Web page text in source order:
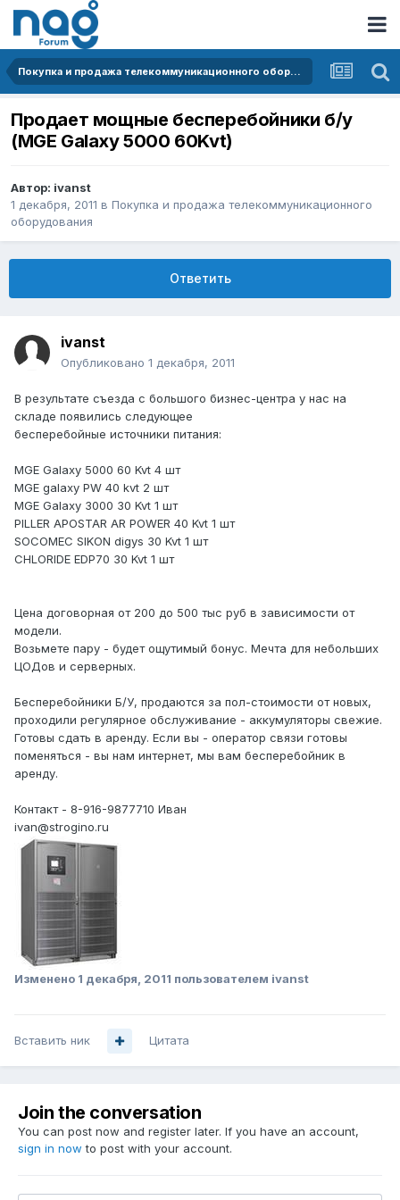
Покупка и продажа телекоммуникационного оборудования
Продает мощные бесперебойники б/у
(MGE Galaxy 5000 60Kvt)
Автор: ivanst
1 декабря, 2011 в Покупка и продажа телекоммуникационного
оборудования
Ответить
ivanst
Опубликовано 1 декабря, 2011
В результате съезда с большого бизнес-центра у нас на
складе появились следующее
бесперебойные источники питания:
MGE Galaxy 5000 60 Kvt 4 шт
MGE galaxy PW 40 kvt 2 шт
MGE Galaxy 3000 30 Kvt 1 шт
PILLER APOSTAR AR POWER 40 Kvt 1 шт
SOCOMEC SIKON digys 30 Kvt 1 шт
CHLORIDE EDP70 30 Kvt 1 шт
Цена договорная от 200 до 500 тыс руб в зависимости от
модели.
Возьмете пару - будет ощутимый бонус. Мечта для небольших
ЦОДов и серверных.
Бесперебойники Б/У, продаются за пол-стоимости от новых,
проходили регулярное обслуживание - аккумуляторы свежие.
Готовы сдать в аренду. Если вы - оператор связи готовы
поменяться - вы нам интернет, мы вам бесперебойник в
аренду.
Контакт - 8-916-9877710 Иван
ivan@strogino.ru
Изменено 1 декабря, 2011 пользователем ivanst
Вставить ник Цитата
Join the conversation
You can post now and register later. If you have an account,
sign in now to post with your account.